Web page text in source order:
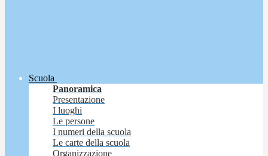
Scuola
Panoramica
Presentazione
I luoghi
Le persone
I numeri della scuola
Le carte della scuola
Organizzazione